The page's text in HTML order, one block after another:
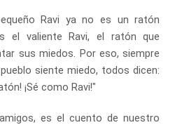
Ravi ya no es un ratón
el valiente Ravi, el ratón que
sus miedos. Por eso, siempre
siente miedo, todos dicen:
¡Sé como Ravi!"
es el cuento de nuestro